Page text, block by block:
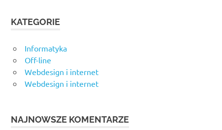
KATEGORIE
Informatyka
Off-line
Webdesign i internet
Webdesign i internet
NAJNOWSZE KOMENTARZE